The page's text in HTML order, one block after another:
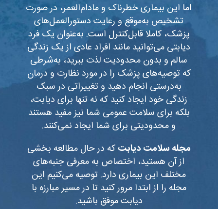
اما این بیماری خطرناک و مادام‌العمر، در صورت
تشخیص به‌موقع و رعایت دستورالعمل‌های
پزشک، کاملا قابل‌کنترل است. به‌عنوان یک فرد
دیابتی می‌توانید مانند افراد عادی از یک زندگی
سالم و بدون محدودیت لذت ببرید، به‌شرطی
که توصیه‌های پزشک را در مورد نظارت و درمان
به‌درستی انجام دهید و تغییراتی در سبک
زندگی خود ایجاد کنید که نه تنها برای دیابت،
بلکه برای سلامت عمومی شما نیز مفید هستند
و محدودیتی برای شما ایجاد نمی‌کنند.
مجله سلامت دیابت که در حال مطالعه بخشی
از آن هستید، اختصاص به معرفی جنبه‌های
مختلف این بیماری دارد. توصیه می‌کنیم این
مجله را از ابتدا مرور کنید تا در مسیر مبارزه با
دیابت موفق‌ باشید.